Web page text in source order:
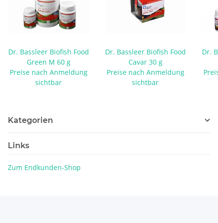
Dr. Bassleer Biofish Food
Green M 60 g
Preise nach Anmeldung
sichtbar
Dr. Bassleer Biofish Food
Cavar 30 g
Preise nach Anmeldung
sichtbar
Dr.
Kategorien
Links
Zum Endkunden-Shop